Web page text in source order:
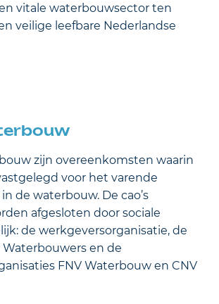
vitale waterbouwsector ten
veilige leefbare Nederlandse
zijn overeenkomsten waarin
voor het varende
de waterbouw. De cao’s
afgesloten door sociale
de werkgeversorganisatie, de
en de
FNV Waterbouw en CNV